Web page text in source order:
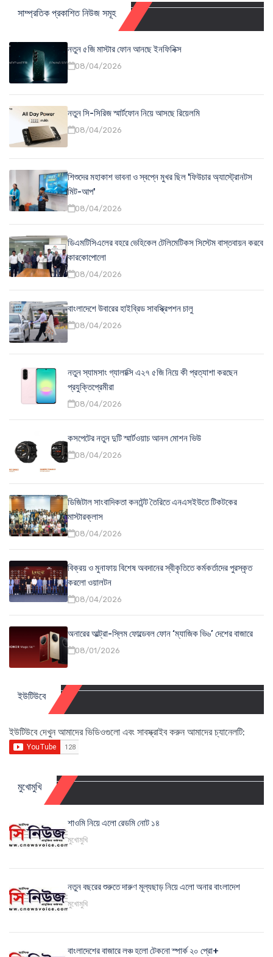
সাম্প্রতিক প্রকাশিত নিউজ সমূহ
নতুন ৫জি মাস্টার ফোন আনছে ইনফিনিক্স
08/04/2026
নতুন সি-সিরিজ স্মার্টফোন নিয়ে আসছে রিয়েলমি
08/04/2026
শিশুদের মহাকাশ ভাবনা ও স্বপ্নে মুখর ছিল 'ফিউচার অ্যাস্ট্রোনটস
মিট-আপ'
08/04/2026
ডিএমটিসিএলের বহরে ভেহিকেল টেলিমেটিকস সিস্টেম বাস্তবায়ন করবে
কারকোপোলো
08/04/2026
বাংলাদেশে উবারের হাইব্রিড সাবস্ক্রিপশন চালু
08/04/2026
নতুন স্যামসাং গ্যালাক্সি এ২৭ ৫জি নিয়ে কী প্রত্যাশা করছেন
প্রযুক্তিপ্রেমীরা
08/04/2026
কসপেটের নতুন দুটি স্মার্টওয়াচ আনল মোশন ভিউ
08/04/2026
ডিজিটাল সাংবাদিকতা কনটেন্ট তৈরিতে এনএসইউতে টিকটকের
মাস্টারক্লাস
08/04/2026
বিক্রয় ও মুনাফায় বিশেষ অবদানের স্বীকৃতিতে কর্মকর্তাদের পুরস্কৃত
করলো ওয়ালটন
08/04/2026
অনারের আল্ট্রা-স্লিম ফোল্ডেবল ফোন ‘ম্যাজিক ভি৬’ দেশের বাজারে
08/01/2026
ইউটিউবে
ইউটিউবে দেখুন আমাদের ভিডিওগুলো এবং সাবস্ক্রাইব করুন আমাদের চ্যানেলটি:
মুখোমুখি
শাওমি নিয়ে এলো রেডমি নোট ১৪
মুখোমুখি
নতুন বছরের শুরুতে দারুণ মূল্যছাড় নিয়ে এলো অনার বাংলাদেশ
মুখোমুখি
বাংলাদেশের বাজারে লঞ্চ হলো টেকনো স্পার্ক ২০ প্রো+